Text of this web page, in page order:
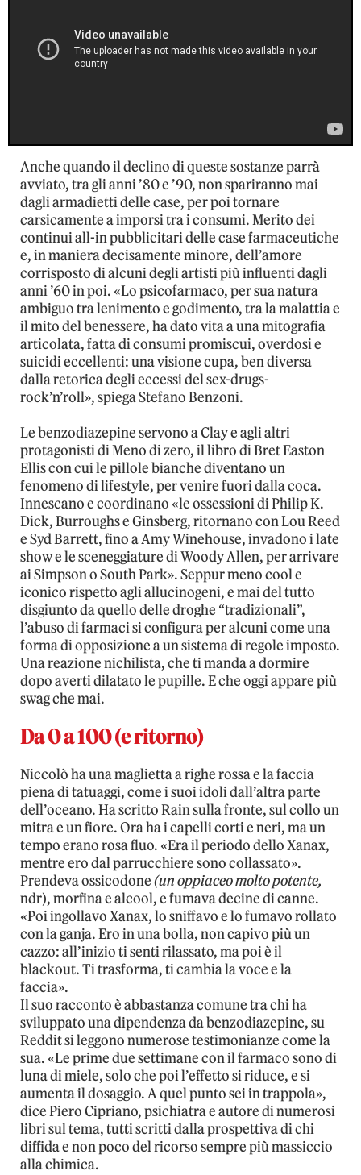
Anche quando il declino di queste sostanze parrà
avviato, tra gli anni ’80 e ’90, non spariranno mai
dagli armadietti delle case, per poi tornare
carsicamente a imporsi tra i consumi. Merito dei
continui all-in pubblicitari delle case farmaceutiche
e, in maniera decisamente minore, dell’amore
corrisposto di alcuni degli artisti più influenti dagli
anni ’60 in poi. «Lo psicofarmaco, per sua natura
ambiguo tra lenimento e godimento, tra la malattia e
il mito del benessere, ha dato vita a una mitografia
articolata, fatta di consumi promiscui, overdosi e
suicidi eccellenti: una visione cupa, ben diversa
dalla retorica degli eccessi del sex-drugs-
rock’n’roll», spiega Stefano Benzoni.
Le benzodiazepine servono a Clay e agli altri
protagonisti di Meno di zero, il libro di Bret Easton
Ellis con cui le pillole bianche diventano un
fenomeno di lifestyle, per venire fuori dalla coca.
Innescano e coordinano «le ossessioni di Philip K.
Dick, Burroughs e Ginsberg, ritornano con Lou Reed
e Syd Barrett, fino a Amy Winehouse, invadono i late
show e le sceneggiature di Woody Allen, per arrivare
ai Simpson o South Park». Seppur meno cool e
iconico rispetto agli allucinogeni, e mai del tutto
disgiunto da quello delle droghe “tradizionali”,
l’abuso di farmaci si configura per alcuni come una
forma di opposizione a un sistema di regole imposto.
Una reazione nichilista, che ti manda a dormire
dopo averti dilatato le pupille. E che oggi appare più
swag che mai.
Da 0 a 100 (e ritorno)
Niccolò ha una maglietta a righe rossa e la faccia
piena di tatuaggi, come i suoi idoli dall’altra parte
dell’oceano. Ha scritto Rain sulla fronte, sul collo un
mitra e un fiore. Ora ha i capelli corti e neri, ma un
tempo erano rosa fluo. «Era il periodo dello Xanax,
mentre ero dal parrucchiere sono collassato».
Prendeva ossicodone(un oppiaceo molto potente,
ndr), morfina e alcool, e fumava decine di canne.
«Poi ingollavo Xanax, lo sniffavo e lo fumavo rollato
con la ganja. Ero in una bolla, non capivo più un
cazzo: all’inizio ti senti rilassato, ma poi è il
blackout. Ti trasforma, ti cambia la voce e la
faccia».
Il suo racconto è abbastanza comune tra chi ha
sviluppato una dipendenza da benzodiazepine, su
Reddit si leggono numerose testimonianze come la
sua. «Le prime due settimane con il farmaco sono di
luna di miele, solo che poi l’effetto si riduce, e si
aumenta il dosaggio. A quel punto sei in trappola»,
dice Piero Cipriano, psichiatra e autore di numerosi
libri sul tema, tutti scritti dalla prospettiva di chi
diffida e non poco del ricorso sempre più massiccio
alla chimica.